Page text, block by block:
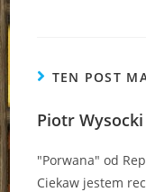
TEN POST
Piotr Wysocki
"Porwana" od
Ciekaw jestem